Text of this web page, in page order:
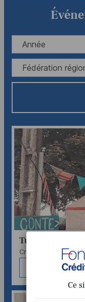
Année
Fédération
Turbine
Crédit Mutuel
Ce